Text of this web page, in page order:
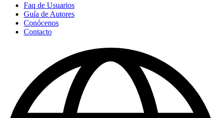
Faq de Usuarios
Guía de Autores
Conócenos
Contacto